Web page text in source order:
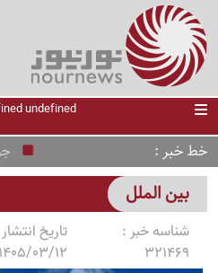
خط خبر جو
بین الملل
شناسه خبر :
321469
تاریخ
1405/03/12 ساعت 20:28